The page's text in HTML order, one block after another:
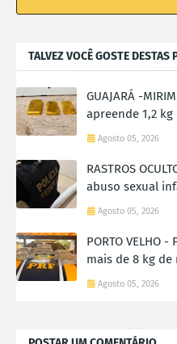
TALVEZ VOCÊ GOSTE DESTAS
GUAJARÁ -
apreende 1,2
Agosto 05, 2026
RASTROS
abuso sexual
Agosto 05, 2026
PORTO VELHO
mais de 8 kg
Agosto 05, 2026